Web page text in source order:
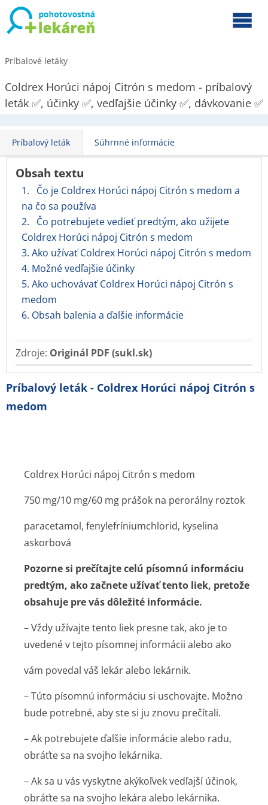
Príbalové letáky
Coldrex Horúci nápoj Citrón s medom - príbalový
leták ✅, účinky ✅, vedľajšie účinky ✅, dávkovanie ✅
Príbalový leták Súhrnné informácie
Obsah textu
1. Čo je Coldrex Horúci nápoj Citrón s medom a
na čo sa používa
2. Čo potrebujete vedieť predtým, ako užijete
Coldrex Horúci nápoj Citrón s medom
3. Ako užívať Coldrex Horúci nápoj Citrón s medom
4. Možné vedľajšie účinky
5. Ako uchovávať Coldrex Horúci nápoj Citrón s
medom
6. Obsah balenia a ďalšie informácie
Zdroje: Originál PDF (sukl.sk)
Príbalový leták - Coldrex Horúci nápoj Citrón s
medom
Coldrex Horúci nápoj Citrón s medom
750 mg/10 mg/60 mg prášok na perorálny roztok
paracetamol, fenylefrínium­chlorid, kyselina
askorbová
Pozorne si prečítajte celú písomnú informáciu
predtým, ako začnete užívať tento liek, pretože
obsahuje pre vás dôležité informácie.
– Vždy užívajte tento liek presne tak, ako je to
uvedené v tejto písomnej informácii alebo ako
vám povedal váš lekár alebo lekárnik.
– Túto písomnú informáciu si uschovajte. Možno
bude potrebné, aby ste si ju znovu prečítali.
– Ak potrebujete ďalšie informácie alebo radu,
obráťte sa na svojho lekárnika.
– Ak sa u vás vyskytne akýkoľvek vedľajší účinok,
obráťte sa na svojho lekára alebo lekárnika.